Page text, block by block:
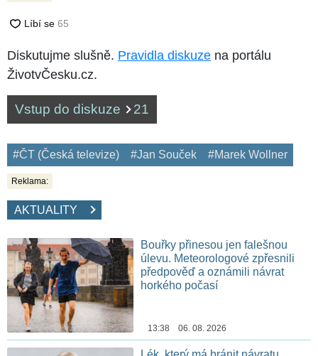
Diskutujme slušně. Pravidla diskuze na portálu
ŽivotvČesku.cz.
Vstup do diskuze 21
#ČT (Česká televize) #Jan Souček #Marek Wollner
Reklama:
AKTUALITY
Bouřky přinesou jen falešnou
úlevu. Meteorologové zpřesnili
předpověď a oznámili návrat
horkého počasí
13:38 06. 08. 2026